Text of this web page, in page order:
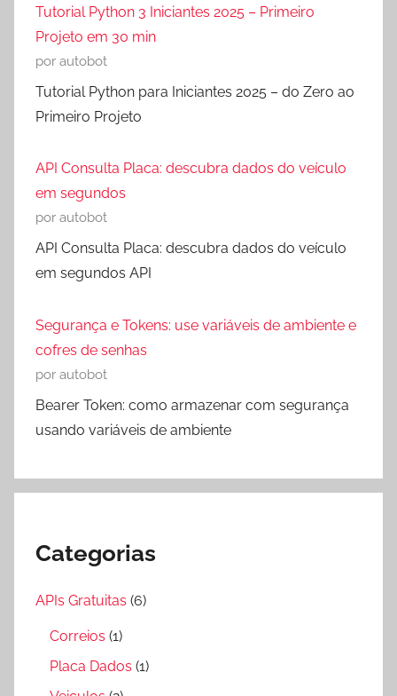
Tutorial Python 3 Iniciantes 2025 – Primeiro
Projeto em 30 min
por autobot
Tutorial Python para Iniciantes 2025 – do Zero ao
Primeiro Projeto
API Consulta Placa: descubra dados do veículo
em segundos
por autobot
API Consulta Placa: descubra dados do veículo
em segundos API
Segurança e Tokens: use variáveis de ambiente e
cofres de senhas
por autobot
Bearer Token: como armazenar com segurança
usando variáveis de ambiente
Categorias
APIs Gratuitas (6)
Correios (1)
Placa Dados (1)